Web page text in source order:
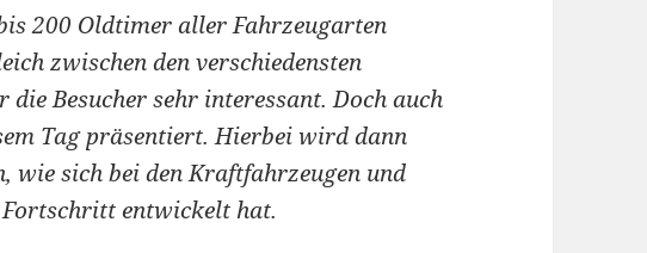
200 Oldtimer aller Fahrzeugarten
zwischen den verschiedensten
Besucher sehr interessant. Doch auch
Tag präsentiert. Hierbei wird dann
wie sich bei den Kraftfahrzeugen und
entwickelt hat.